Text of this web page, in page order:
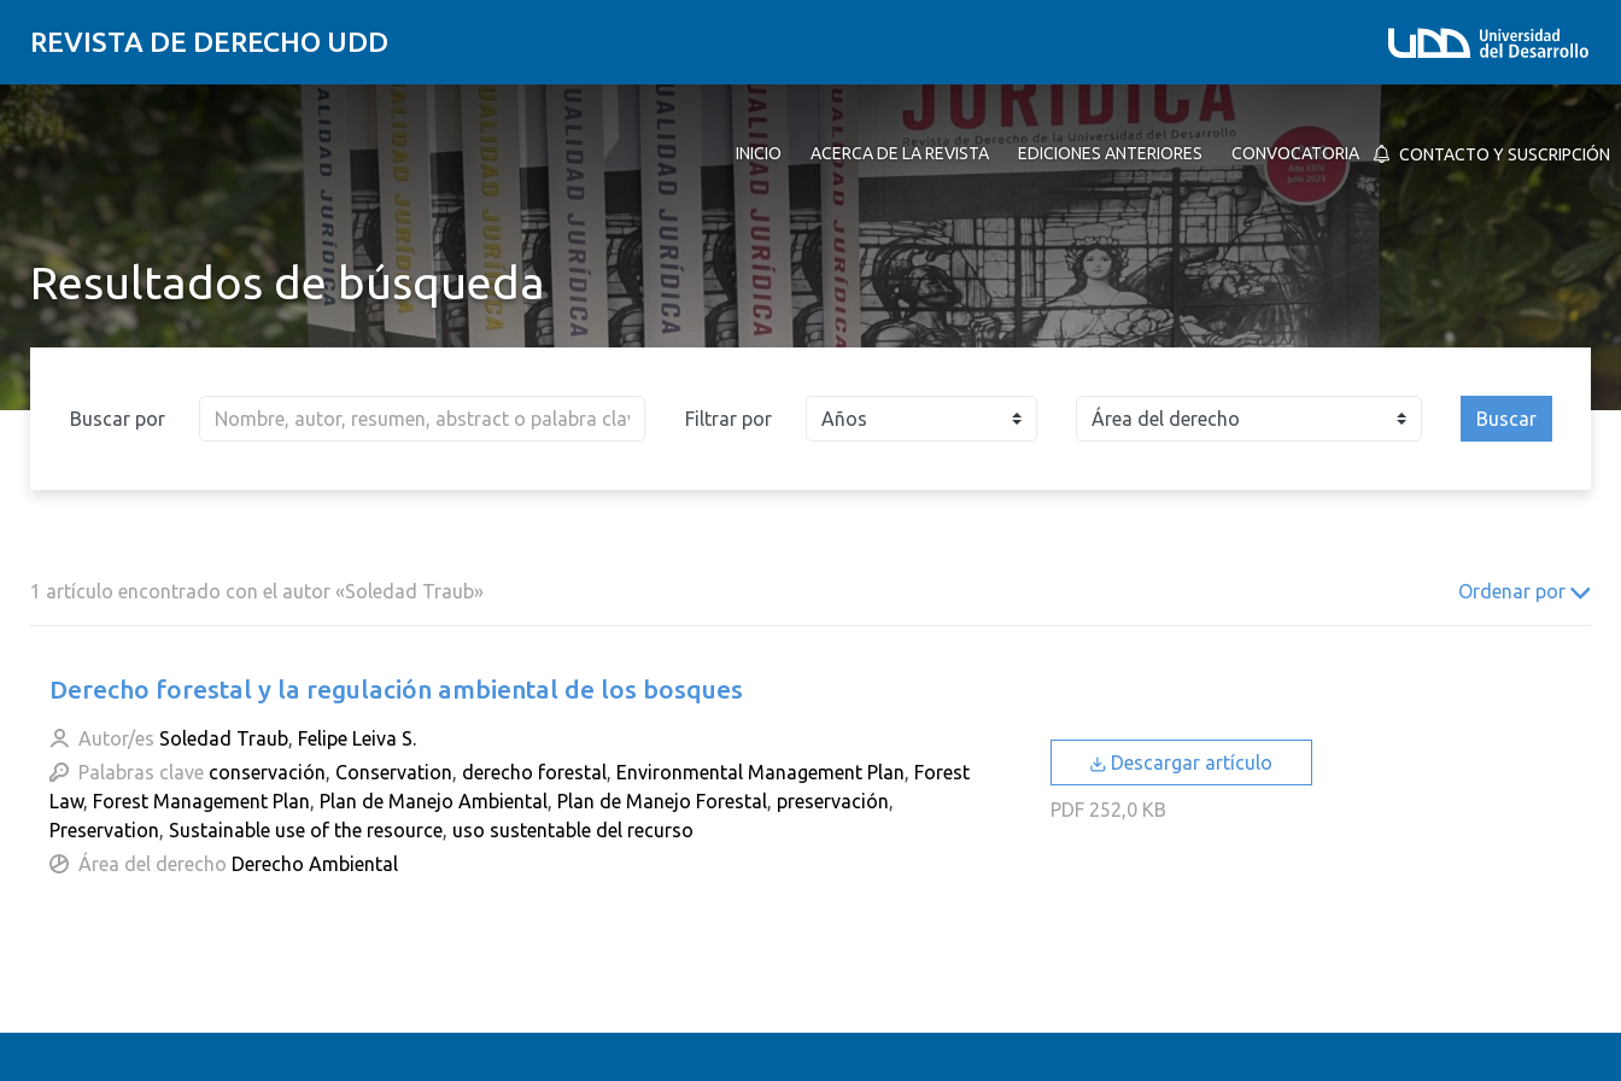
REVISTA DE DERECHO UDD
INICIO ACERCA DE LA REVISTA EDICIONES ANTERIORES CONVOCATORIA CONTACTO Y SUSCRIPCIÓN
Resultados de búsqueda
Buscar por Filtrar por Años
2006 2005 2004 2003
2002 2001 2000
Buscar
1 artículo encontrado con el autor «Soledad Traub» Ordenar por
Derecho forestal y la regulación ambiental de los bosques
Autor/es Soledad Traub, Felipe Leiva S.
Palabras clave conservación, Conservation, derecho forestal, Environmental Management Plan, Forest
Law, Forest Management Plan, Plan de Manejo Ambiental, Plan de Manejo Forestal, preservación,
Preservation, Sustainable use of the resource, uso sustentable del recurso
Área del derecho Derecho Ambiental
Descargar artículo
PDF252,0 KB